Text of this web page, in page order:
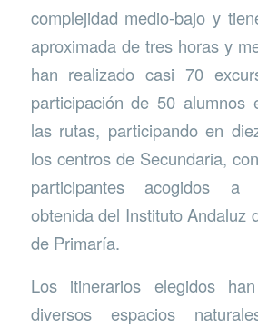
complejidad medio-bajo y
aproximada de tres horas y
han realizado casi 70
participación de 50 alumnos
las rutas, participando en
los centros de Secundaria,
participantes acogidos a
obtenida del Instituto Andaluz
de Primaría.
Los itinerarios elegidos
diversos espacios